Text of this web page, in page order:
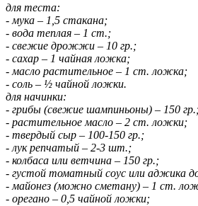
для теста:
- мука – 1,5 стакана;
- вода теплая – 1 ст.;
- свежие дрожжи – 10 гр.;
- сахар – 1 чайная ложка;
- масло растительное – 1 ст. ложка;
- соль – ½ чайной ложки.
для начинки:
- грибы (свежие шампиньоны) – 150
- растительное масло – 2 ст. ложки;
- твердый сыр – 100-150 гр.;
- лук репчатый – 2-3 шт.;
- колбаса или ветчина – 150 гр.;
- густой томатный соус или аджика
- майонез (можно сметану) – 1 ст.
- орегано – 0,5 чайной ложки;